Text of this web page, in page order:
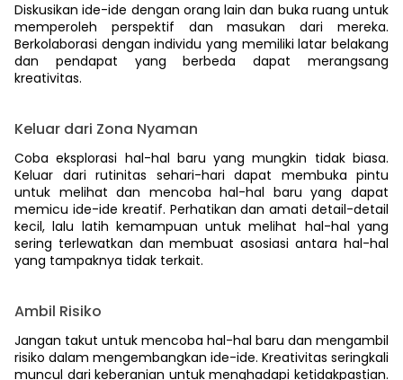
Diskusikan ide-ide dengan orang lain dan buka ruang untuk
memperoleh perspektif dan masukan dari mereka.
Berkolaborasi dengan individu yang memiliki latar belakang
dan pendapat yang berbeda dapat merangsang
kreativitas.
Keluar dari Zona Nyaman
Coba eksplorasi hal-hal baru yang mungkin tidak biasa.
Keluar dari rutinitas sehari-hari dapat membuka pintu
untuk melihat dan mencoba hal-hal baru yang dapat
memicu ide-ide kreatif. Perhatikan dan amati detail-detail
kecil, lalu latih kemampuan untuk melihat hal-hal yang
sering terlewatkan dan membuat asosiasi antara hal-hal
yang tampaknya tidak terkait.
Ambil Risiko
Jangan takut untuk mencoba hal-hal baru dan mengambil
risiko dalam mengembangkan ide-ide. Kreativitas seringkali
muncul dari keberanian untuk menghadapi ketidakpastian.